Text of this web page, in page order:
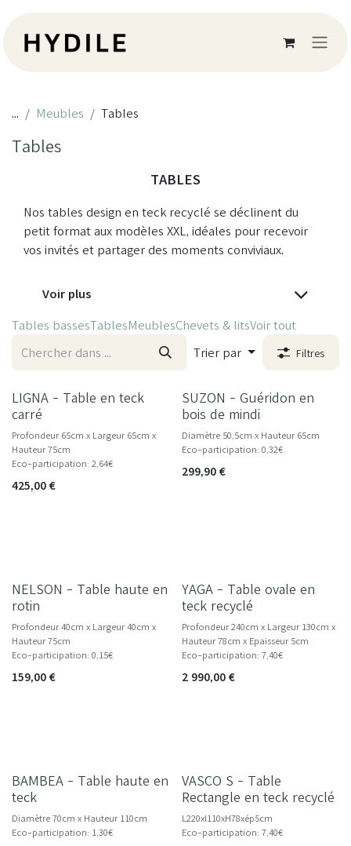
... Meubles Tables
Tables
TABLES
Nos tables design en teck recyclé se déclinent du
petit format aux modèles XXL, idéales pour recevoir
vos invités et partager des moments conviviaux.
Voir plus
Tables bassesTablesMeublesChevets & litsVoir tout
Trier par
Filtres
NOUVEAU
LIGNA - Table en teck
carré
Profondeur 65cm x Largeur 65cm x
Hauteur 75cm
Eco-participation: 2,64€
425,00 €
NOUVEAU
SUZON - Guéridon en
bois de mindi
Diamètre 50,5cm x Hauteur 65cm
Eco-participation: 0,32€
299,90€
NELSON - Table haute en
rotin
Profondeur 40cm x Largeur 40cm x
Hauteur 75cm
Eco-participation: 0,15€
159,00 €
YAGA - Table ovale en
teck recyclé
Profondeur 240cm x Largeur 130cm x
Hauteur 78cm x Epaisseur 5cm
Eco-participation: 7,40€
2 990,00€
NOUVEAU
BAMBEA - Table haute en
teck
Diamètre 70cm x Hauteur 110cm
Eco-participation: 1,30€
VASCO S - Table
Rectangle en teck recyclé
L220xl110xH78xép5cm
Eco-participation: 7,40€